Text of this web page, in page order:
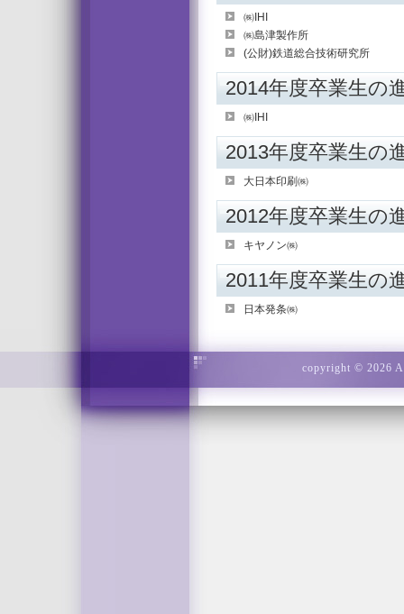
㈱IHI
㈱島津製作所
(公財)鉄道総合技術研究所
2014年度卒業生の
㈱IHI
2013年度卒業生の
大日本印刷㈱
2012年度卒業生の
キヤノン㈱
2011年度卒業生の
日本発条㈱
copyright © 2026